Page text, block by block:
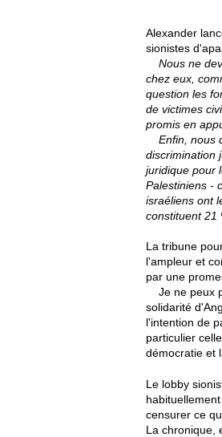
Alexander
sionistes
Nous ne
chez eux,
question les
de victimes
promis en
Enfin, nous
discrimination
juridique pour
Palestiniens -
israéliens ont
constituent 21
La tribune
l'ampleur et
par une
Je ne peux
solidarité
l'intention de
particulier
démocratie et
Le lobby
censurer ce
La chronique,